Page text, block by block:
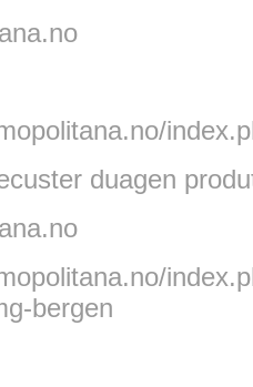
duagen
bergen